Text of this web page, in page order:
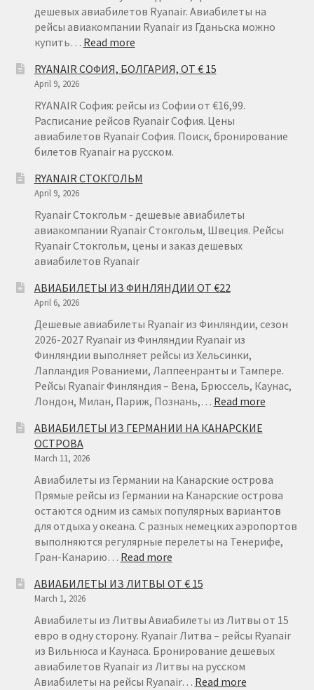
дешевых авиабилетов Ryanair. Авиабилеты на
рейсы авиакомпании Ryanair из Гданьска можно
купить… Read more:
ГДАНЬСК
RYANAIR СОФИЯ, БОЛГАРИЯ, ОТ € 15
April 9, 2026
RYANAIR София: рейсы из Софии от €16,99.
Расписание рейсов Ryanair София. Цены
авиабилетов Ryanair София. Поиск, бронирование
билетов Ryanair на русском.
RYANAIR СТОКГОЛЬМ
April 9, 2026
Ryanair Стокгольм - дешевые авиабилеты
авиакомпании Ryanair Стокгольм, Швеция. Рейсы
Ryanair Стокгольм, цены и заказ дешевых
авиабилетов Ryanair
АВИАБИЛЕТЫ ИЗ ФИНЛЯНДИИ ОТ €22
April 6, 2026
Дешевые авиабилеты Ryanair из Финляндии, сезон
2026-2027 Ryanair из Финляндии Ryanair из
Финляндии выполняет рейсы из Хельсинки,
Лапландия Рованиеми, Лаппеенранты и Тампере.
Рейсы Ryanair Финляндия – Вена, Брюссель, Каунас,
Лондон, Милан, Париж, Познань,… Read more:
€22
АВИАБИЛЕТЫ ИЗ ГЕРМАНИИ НА КАНАРСКИЕ
ОСТРОВА
March 11, 2026
Авиабилеты из Германии на Канарские острова
Прямые рейсы из Германии на Канарские острова
остаются одним из самых популярных вариантов
для отдыха у океана. С разных немецких аэропортов
выполняются регулярные перелеты на Тенерифе,
Гран-Канарию… Read more:
ИЗ
НА
КАНАРСКИЕ
ОСТРОВА
АВИАБИЛЕТЫ ИЗ ЛИТВЫ ОТ € 15
March 1, 2026
Авиабилеты из Литвы Авиабилеты из Литвы от 15
евро в одну сторону. Ryanair Литва – рейсы Ryanair
из Вильнюса и Каунаса. Бронирование дешевых
авиабилетов Ryanair из Литвы на русском
Авиабилеты на рейсы Ryanair… Read more: